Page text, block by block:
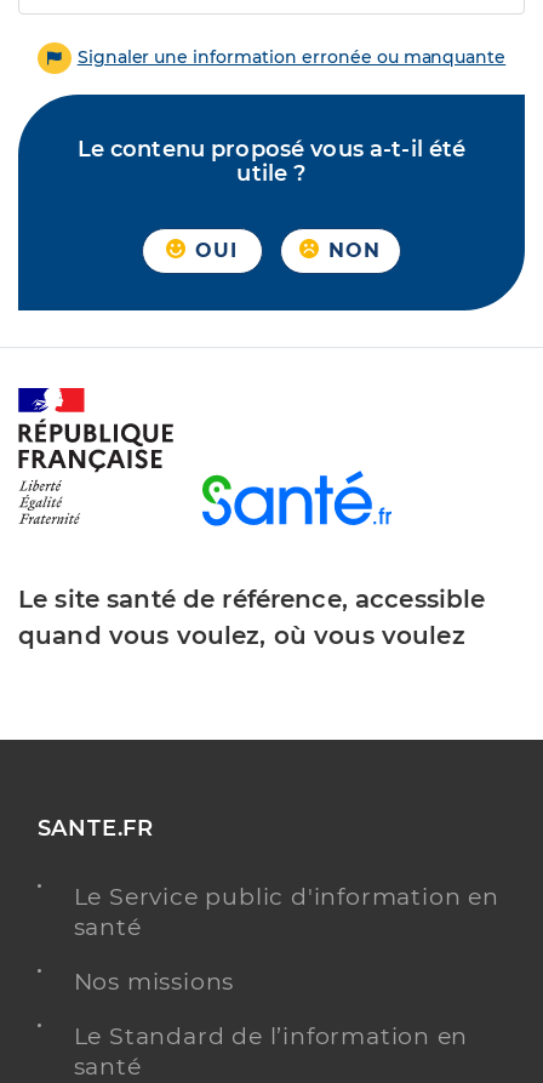
Signaler une information erronée ou manquante
Le contenu proposé vous a-t-il été
utile ?
OUI NON
Le site santé de référence, accessible
quand vous voulez, où vous voulez
SANTE.FR
Le Service public d'information en
santé
Nos missions
Le Standard de l’information en
santé